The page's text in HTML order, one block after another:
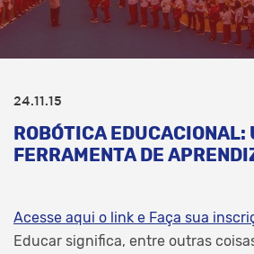
24.11.15
ROBÓTICA EDUCACIONAL:
FERRAMENTA DE
Acesse aqui o link e Faça sua
Educar significa, entre outras